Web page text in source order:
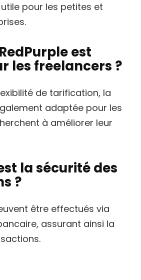
pour les petites et
est
les freelancers ?
de tarification, la
adaptée pour les
à améliorer leur
la sécurité des
?
être effectués via
assurant ainsi la